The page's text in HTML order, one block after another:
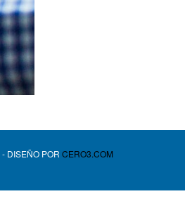
- DISEÑO POR CERO3.COM